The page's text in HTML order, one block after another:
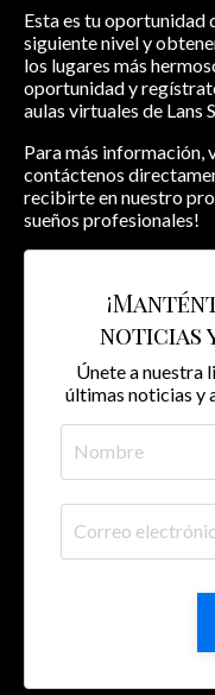
Esta es tu oportunidad
siguiente nivel y
los lugares más
oportunidad y
aulas virtuales de Lans
Para más información,
contáctenos
recibirte en nuestro
sueños profesionales!
noticias
Únete a nuestra
últimas noticias y